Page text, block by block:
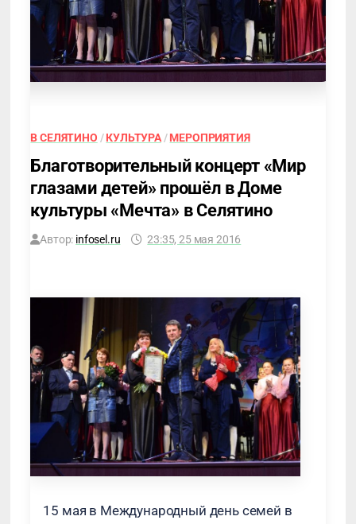
В СЕЛЯТИНО /КУЛЬТУРА/МЕРОПРИЯТИЯ
Благотворительный концерт «Мир
глазами детей» прошёл в Доме
культуры «Мечта» в Селятино
Автор: infosel.ru 23:35, 25 мая 2016
15 мая в Международный день семей в